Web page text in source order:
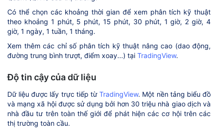
Có thể chọn các khoảng thời gian để xem phân tích kỹ thuật
theo khoảng 1 phút, 5 phút, 15 phút, 30 phút, 1 giờ, 2 giờ, 4
giờ, 1 ngày, 1 tuần, 1 tháng.
Xem thêm các chỉ số phân tích kỹ thuật nâng cao (dao động,
đường trung bình trượt, điểm xoay...) tại TradingView.
Độ tin cậy của dữ liệu
Dữ liệu được lấy trực tiếp từTradingView. Một nền tảng biểu đồ
và mạng xã hội được sử dụng bởi hơn 30 triệu nhà giao dịch và
nhà đầu tư trên toàn thế giới để phát hiện các cơ hội trên các
thị trường toàn cầu.